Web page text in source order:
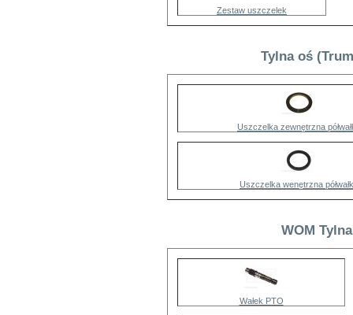
Zestaw uszczelek
Tylna oś
Uszczelka zewnętrzna
Uszczelka wenętrzna
WOM
Wałek PTO